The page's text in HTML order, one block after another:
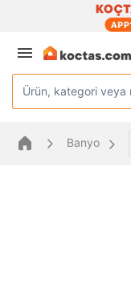
Ürün, kategori veya
Banyo